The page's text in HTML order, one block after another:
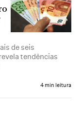
de seis
tendências
4 min leitura